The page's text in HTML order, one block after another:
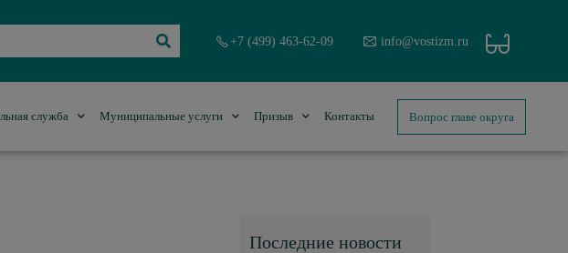
+7 (499) 463-62-09 info@vostizm.ru
служба Муниципальные услуги Призыв Контакты Вопрос главе округа
Последние новости